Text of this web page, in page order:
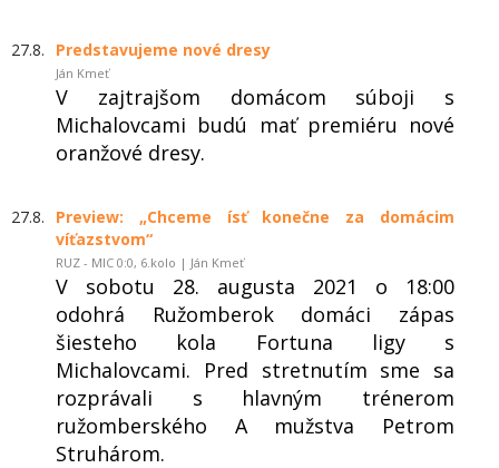
27.8. Predstavujeme nové dresy
Ján Kmeť
V zajtrajšom domácom súboji s
Michalovcami budú mať premiéru nové
oranžové dresy.
27.8.
Preview: „Chceme ísť konečne za domácim
víťazstvom“
RUZ - MIC 0:0, 6.kolo | Ján Kmeť
V sobotu 28. augusta 2021 o 18:00
odohrá Ružomberok domáci zápas
šiesteho kola Fortuna ligy s
Michalovcami. Pred stretnutím sme sa
rozprávali s hlavným trénerom
ružomberského A mužstva Petrom
Struhárom.